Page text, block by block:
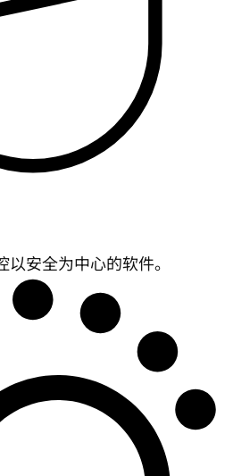
安全为中心的软件。